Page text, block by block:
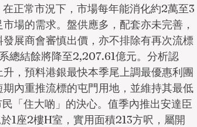
正常市況下，市場每年能消化約2萬至3
場的需求。盤供應多，配套亦未完善，
展商會審慎出價，亦不排除有再次流標
總結餘將降至2,207.61億元。分析認
，預料港銀最快本季尾上調最優惠利團
內重推流標的屯門用地，並維持其最低
「住大啲」的決心。值季內推出安達臣
1座2樓H室，實用面積213方呎，屬開